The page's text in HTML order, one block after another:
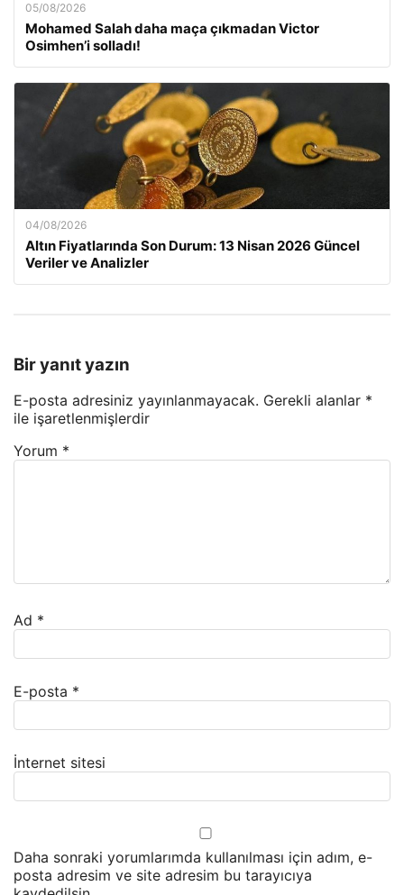
05/08/2026
Mohamed Salah daha maça çıkmadan Victor
Osimhen’i solladı!
04/08/2026
Altın Fiyatlarında Son Durum: 13 Nisan 2026 Güncel
Veriler ve Analizler
Bir yanıt yazın
E-posta adresiniz yayınlanmayacak. Gerekli alanlar *
ile işaretlenmişlerdir
Yorum *
Ad *
E-posta *
İnternet sitesi
Daha sonraki yorumlarımda kullanılması için adım, e-
posta adresim ve site adresim bu tarayıcıya